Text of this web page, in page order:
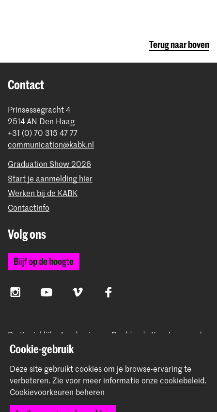
Terug naar boven
Contact
Prinsessegracht 4
2514 AN Den Haag
+31 (0) 70 315 47 77
communication@kabk.nl
Graduation Show 2026
Start je aanmelding hier
Werken bij de KABK
Contactinfo
Volg ons
Blijf op de hoogte
InstagramYouTube Vimeo Facebook
De Koninklijke Academie van Beeldende Kunsten vormt
samen met het Koninklijk Conservatorium de Hogeschool
der Kunsten Den Haag
© 2026 Koninklijke Academie van Beeldende Kunsten |
Cookie-gebruik
Deze site gebruikt cookies om je browse-ervaring te
verbeteren. Zie voor meer informatie onze cookiebeleid.
Cookievoorkeuren beheren